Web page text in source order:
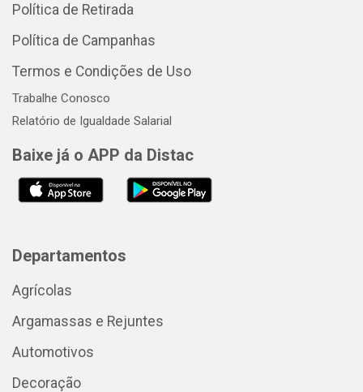
Política de Retirada
Política de Campanhas
Termos e Condições de Uso
Trabalhe Conosco
Relatório de Igualdade Salarial
Baixe já o APP da Distac
Departamentos
Agrícolas
Argamassas e Rejuntes
Automotivos
Decoração